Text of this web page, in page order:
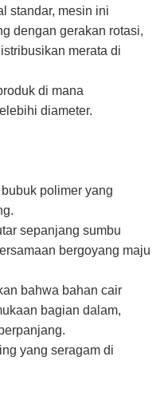
standar, mesin ini
dengan gerakan rotasi,
merata di
di mana
diameter.
polimer yang
sepanjang sumbu
bergoyang maju
bahwa bahan cair
bagian dalam,
yang seragam di